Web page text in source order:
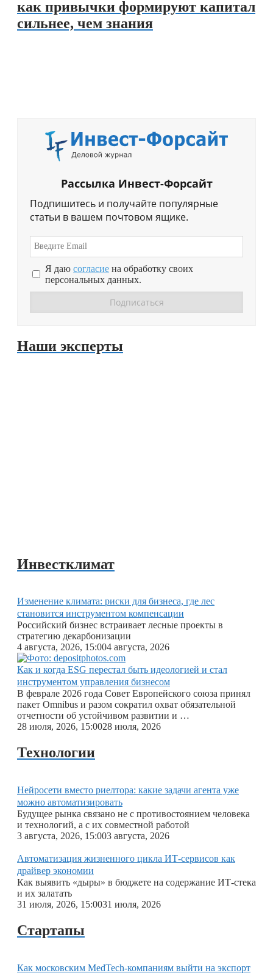
как привычки формируют капитал
сильнее, чем знания
Рассылка Инвест-Форсайт
Подпишитесь и получайте популярные
статьи в вашем почтовом ящике.
Я даю согласие на обработку своих
персональных данных.
Наши эксперты
Артем Генкин
Дмитрий Кивелёв
Кирилл Кучинский
Андрей Креер
Кирилл Антонов
Андрей Кириллов
Мадина Абдусаламова
Сергей Охотин
Максим Обушенков
Александр Кукин
Артём Городецкий
Инвестклимат
Изменение климата: риски для бизнеса, где лес
становится инструментом компенсации
Российский бизнес встраивает лесные проекты в
стратегию декарбонизации
4 августа, 2026, 15:004 августа, 2026
Как и когда ESG перестал быть идеологией и стал
инструментом управления бизнесом
В феврале 2026 года Совет Европейского союза принял
пакет Omnibus и разом сократил охват обязательной
отчетности об устойчивом развитии и …
28 июля, 2026, 15:0028 июля, 2026
Технологии
Нейросети вместо риелтора: какие задачи агента уже
можно автоматизировать
Будущее рынка связано не с противостоянием человека
и технологий, а с их совместной работой
3 августа, 2026, 15:003 августа, 2026
Автоматизация жизненного цикла ИТ-сервисов как
драйвер экономии
Как выявить «дыры» в бюджете на содержание ИТ-стека
и их залатать
31 июля, 2026, 15:0031 июля, 2026
Стартапы
Как московским MedTech-компаниям выйти на экспорт